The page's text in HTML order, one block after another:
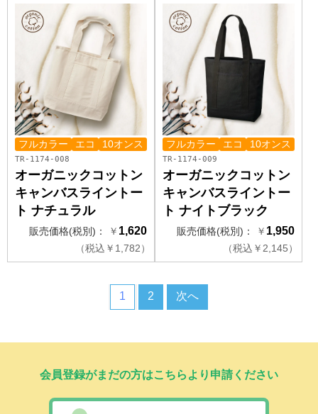
フルカラー エコ 10オンス
TR-1174-008
オーガニックコットン
キャンバスライントー
ト ナチュラル
販売価格(税別)： ￥ 1,620
（税込 ￥ 1,782）
フルカラー エコ 10オンス
TR-1174-009
オーガニックコットン
キャンバスライントー
ト ナイトブラック
販売価格(税別)： ￥ 1,950
（税込 ￥2,145）
1 2 次へ
会員登録がまだの方はこちらより申請ください